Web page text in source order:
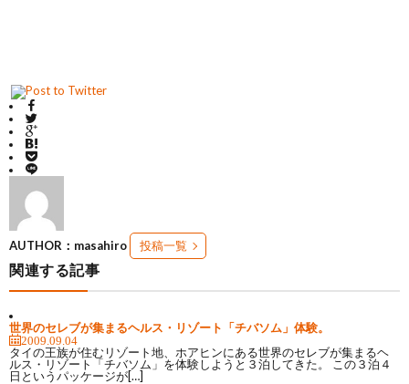
AUTHOR：masahiro 投稿一覧
関連する記事
世界のセレブが集まるヘルス・リゾート「チバソム」体験。
2009.09.04
タイの王族が住むリゾート地、ホアヒンにある世界のセレブが集まるヘ
ルス・リゾート「チバソム」を体験しようと３泊してきた。 この３泊４
日というパッケージが[…]